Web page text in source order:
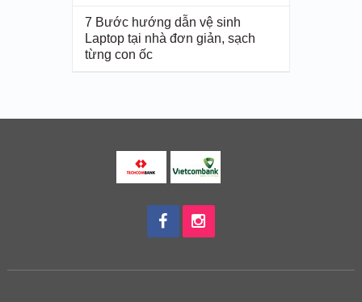
7 Bước hướng dẫn vệ sinh
Laptop tại nhà đơn giản, sạch
từng con ốc